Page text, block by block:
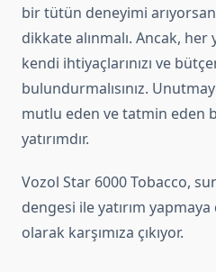
bir tütün deneyimi
dikkate alınmalı. Ancak, her
kendi ihtiyaçlarınızı ve
bulundurmalısınız.
mutlu eden ve tatmin eden
yatırımdır.
Vozol Star 6000 Tobacco,
dengesi ile yatırım
olarak karşımıza çıkıyor.